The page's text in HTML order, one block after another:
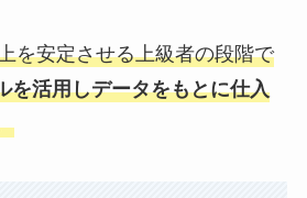
を安定させる上級者の段階で
を活用しデータをもとに仕入